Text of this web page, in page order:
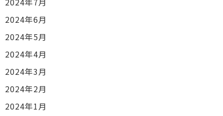
2024年6月
2024年5月
2024年4月
2024年3月
2024年2月
2024年1月